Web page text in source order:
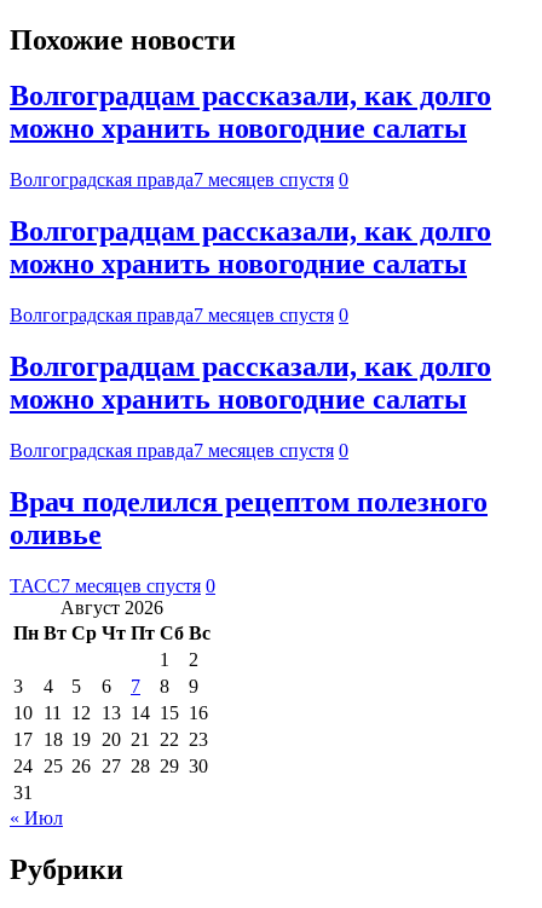
Похожие новости
Волгоградцам рассказали, как долго
можно хранить новогодние салаты
Волгоградская правда7 месяцев спустя 0
Волгоградцам рассказали, как долго
можно хранить новогодние салаты
Волгоградская правда7 месяцев спустя 0
Волгоградцам рассказали, как долго
можно хранить новогодние салаты
Волгоградская правда7 месяцев спустя 0
Врач поделился рецептом полезного
оливье
ТАСС7 месяцев спустя 0
Август 2026
Пн Вт Ср Чт Пт Сб Вс
1
2
3
4 5 6 7 8
9
10 11 12 13 14 15 16
17 18 19 20 21 22 23
24 25 26 27 28 29 30
31
« Июл
Рубрики